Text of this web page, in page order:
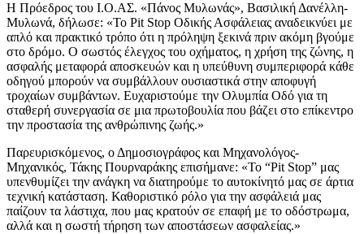
Η Πρόεδρος του Ι.Ο.ΑΣ. «Πάνος Μυλωνάς», Βασιλική Δανέλλη-
Μυλωνά, δήλωσε: «Το Pit Stop Οδικής Ασφάλειας αναδεικνύει με
απλό και πρακτικό τρόπο ότι η πρόληψη ξεκινά πριν ακόμη βγούμε
στο δρόμο. Ο σωστός έλεγχος του οχήματος, η χρήση της ζώνης, η
ασφαλής μεταφορά αποσκευών και η υπεύθυνη συμπεριφορά κάθε
οδηγού μπορούν να συμβάλλουν ουσιαστικά στην αποφυγή
τροχαίων συμβάντων. Ευχαριστούμε την Ολυμπία Οδό για τη
σταθερή συνεργασία σε μια πρωτοβουλία που βάζει στο επίκεντρο
την προστασία της ανθρώπινης ζωής.»
Παρευρισκόμενος, ο Δημοσιογράφος και Μηχανολόγος-
Μηχανικός, Τάκης Πουρναράκης επισήμανε: «Το “Pit Stop” μας
υπενθυμίζει την ανάγκη να διατηρούμε το αυτοκίνητό μας σε άρτια
τεχνική κατάσταση. Καθοριστικό ρόλο για την ασφάλειά μας
παίζουν τα λάστιχα, που μας κρατούν σε επαφή με το οδόστρωμα,
αλλά και η σωστή τήρηση των αποστάσεων ασφαλείας.»